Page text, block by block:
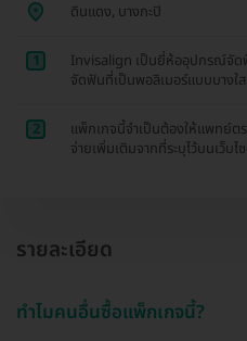
ดินแดง, บางกะปิ
1
Invisalign เป็นยี่ห้ออุปกรณ์จัดฟั
จัดฟันที่เป็นพอลิเมอร์แบบบาง
2
แพ็กเกจนี้จำเป็นต้องให้แพทย์ตร
จ่ายเพิ่มเติมจากที่ระบุไว้บนเว็บไ
รายละเอียด
ทำไมคนอื่นซื้อแพ็กเกจนี้?